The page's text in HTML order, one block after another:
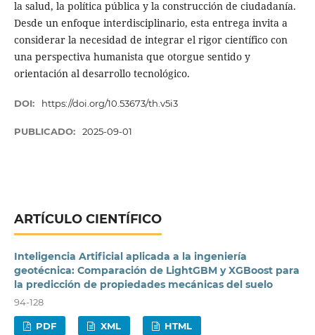
la salud, la política pública y la construcción de ciudadanía.
Desde un enfoque interdisciplinario, esta entrega invita a
considerar la necesidad de integrar el rigor científico con
una perspectiva humanista que otorgue sentido y
orientación al desarrollo tecnológico.
DOI: https://doi.org/10.53673/th.v5i3
PUBLICADO: 2025-09-01
ARTÍCULO CIENTÍFICO
Inteligencia Artificial aplicada a la ingeniería
geotécnica: Comparación de LightGBM y XGBoost para
la predicción de propiedades mecánicas del suelo
94-128
PDF XML HTML